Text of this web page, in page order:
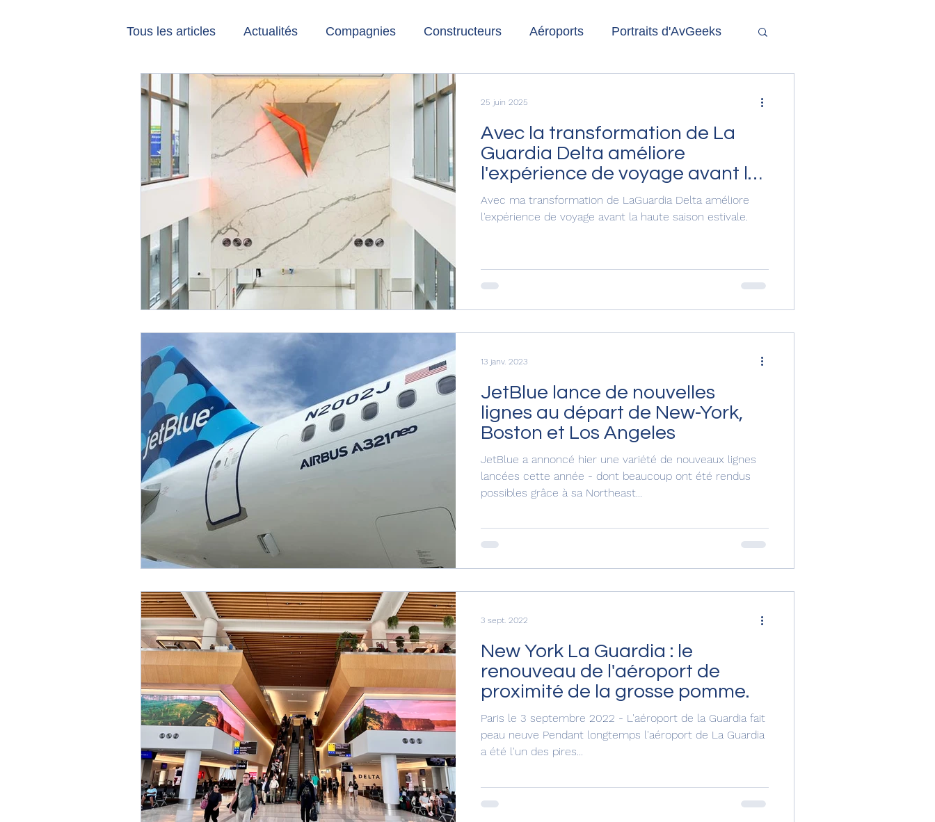
Tous les articles Actualités Compagnies Constructeurs Aéroports Portraits d'AvGeeks
Les tribunes de Gate7 album photo Développement durable
Voyages Reportages
Avec la transformation de La
Guardia Delta améliore
l'expérience de voyage avant la
haute saison estivale.
Avec ma transformation de LaGuardia Delta améliore
l'expérience de voyage avant la haute saison estivale.
25 juin 2025
JetBlue lance de nouvelles
lignes au départ de New-York,
Boston et Los Angeles
JetBlue a annoncé hier une variété de nouveaux lignes
lancées cette année - dont beaucoup ont été rendus
possibles grâce à sa Northeast...
13 janv. 2023
New York La Guardia : le
renouveau de l'aéroport de
proximité de la grosse pomme.
Paris le 3 septembre 2022 - L'aéroport de la Guardia fait
peau neuve Pendant longtemps l'aéroport de La Guardia
a été l'un des pires...
3 sept. 2022